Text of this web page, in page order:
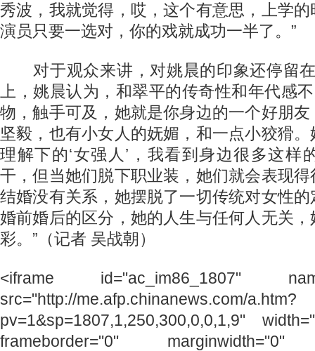
秀波，我就觉得，哎，这个有意思，上学
演员只要一选对，你的戏就成功一半了。”
对于观众来讲，对姚晨的印象还停留在
上，姚晨认为，和翠平的传奇性和年代感
物，触手可及，她就是你身边的一个好朋
坚毅，也有小女人的妩媚，和一点小狡猾
理解下的‘女强人’，我看到身边很多这样
干，但当她们脱下职业装，她们就会表现
结婚没有关系，她摆脱了一切传统对女性
婚前婚后的区分，她的人生与任何人无关
彩。”（记者 吴战朝）
<iframe id="ac_im86_1807"
src="http://me.afp.chinanews.com/a.htm?
pv=1&sp=1807,1,250,300,0,0,1,9"
frameborder="0" marginwidth="0"